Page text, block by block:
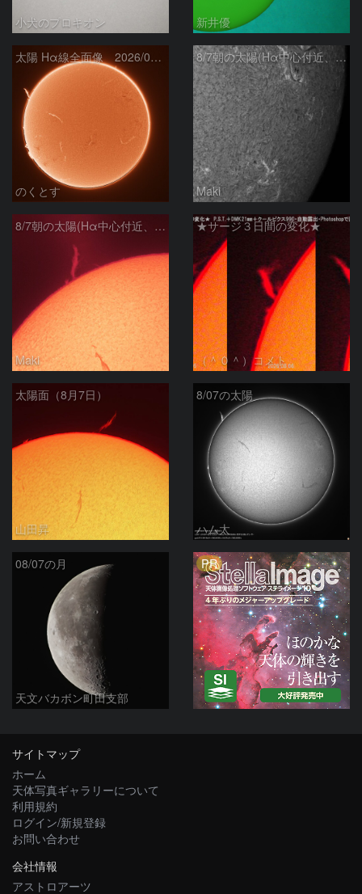
小犬のプロキオン 新井優
太陽 Hα線全面像 2026/08/07
のくとす
8/7朝の太陽(Hα中心付近、4498、4502付近)
Maki
8/7朝の太陽(Hα中心付近、プロミネンス)
Maki
★サージ３日間の変化★
（＾０＾）コメト
太陽面（8月7日）
山田昇
8/07の太陽
ハム太
08/07の月
天文バカボン町田支部
PR
サイトマップ
ホーム
天体写真ギャラリーについて
利用規約
ログイン/新規登録
お問い合わせ
会社情報
アストロアーツ